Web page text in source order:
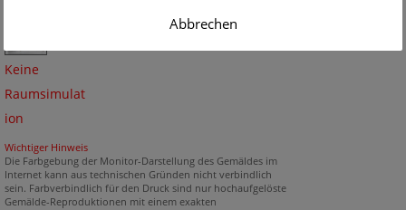
Keine
Raumsimulat
ion
Wichtiger Hinweis
Die Farbgebung der Monitor-Darstellung des Gemäldes im
Internet kann aus technischen Gründen nicht verbindlich
sein. Farbverbindlich für den Druck sind nur hochaufgelöste
Gemälde-Reproduktionen mit einem exakten
Abbrechen